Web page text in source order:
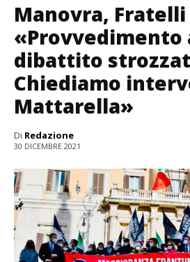
Manovra, Fratelli
«Provvedimento
dibattito
Chiediamo
Mattarella»
Di Redazione
30 DICEMBRE 2021